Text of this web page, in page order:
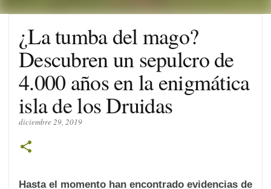
¿La tumba del mago?
Descubren un sepulcro de
4.000 años en la enigmática
isla de los Druidas
diciembre 29, 2019
Hasta el momento han encontrado evidencias de